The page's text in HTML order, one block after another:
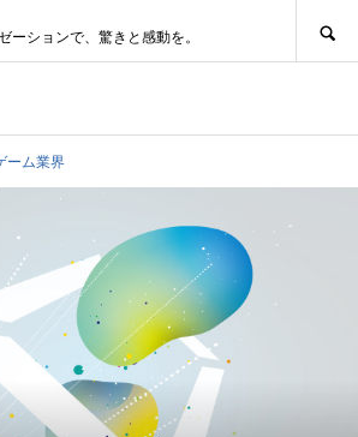
ーションで、驚きと感動を。
ーム業界